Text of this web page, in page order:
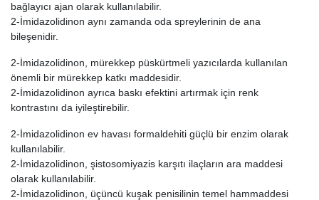
bağlayıcı ajan olarak kullanılabilir.
2-İmidazolidinon aynı zamanda oda spreylerinin de ana
bileşenidir.
2-İmidazolidinon, mürekkep püskürtmeli yazıcılarda kullanılan
önemli bir mürekkep katkı maddesidir.
2-İmidazolidinon ayrıca baskı efektini artırmak için renk
kontrastını da iyileştirebilir.
2-İmidazolidinon ev havası formaldehiti güçlü bir enzim olarak
kullanılabilir.
2-İmidazolidinon, şistosomiyazis karşıtı ilaçların ara maddesi
olarak kullanılabilir.
2-İmidazolidinon, üçüncü kuşak penisilinin temel hammaddesi